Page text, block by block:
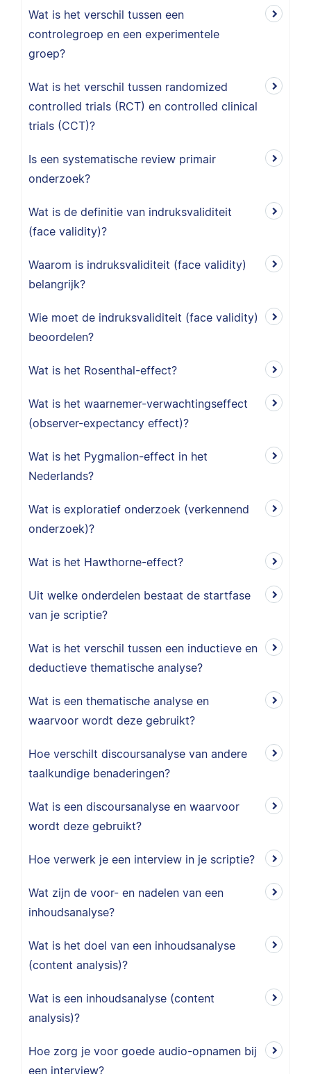
Wat is het verschil tussen een
controlegroep en een experimentele
groep?
Wat is het verschil tussen randomized
controlled trials (RCT) en controlled clinical
trials (CCT)?
Is een systematische review primair
onderzoek?
Wat is de definitie van indruksvaliditeit
(face validity)?
Waarom is indruksvaliditeit (face validity)
belangrijk?
Wie moet de indruksvaliditeit (face validity)
beoordelen?
Wat is het Rosenthal-effect?
Wat is het waarnemer-verwachtingseffect
(observer-expectancy effect)?
Wat is het Pygmalion-effect in het
Nederlands?
Wat is exploratief onderzoek (verkennend
onderzoek)?
Wat is het Hawthorne-effect?
Uit welke onderdelen bestaat de startfase
van je scriptie?
Wat is het verschil tussen een inductieve en
deductieve thematische analyse?
Wat is een thematische analyse en
waarvoor wordt deze gebruikt?
Hoe verschilt discoursanalyse van andere
taalkundige benaderingen?
Wat is een discoursanalyse en waarvoor
wordt deze gebruikt?
Hoe verwerk je een interview in je scriptie?
Wat zijn de voor- en nadelen van een
inhoudsanalyse?
Wat is het doel van een inhoudsanalyse
(content analysis)?
Wat is een inhoudsanalyse (content
analysis)?
Hoe zorg je voor goede audio-opnamen bij
een interview?